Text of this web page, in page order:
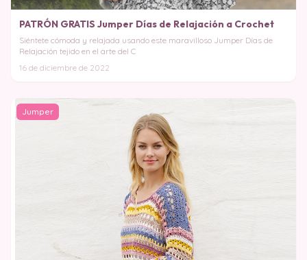
PATRÓN GRATIS Jumper Días de Relajación a Crochet
Siéntete cómoda y relajada usando este maravilloso Jumper Días de
Relajación tejido en el arte del C
16 de diciembre de 2022
Jumper